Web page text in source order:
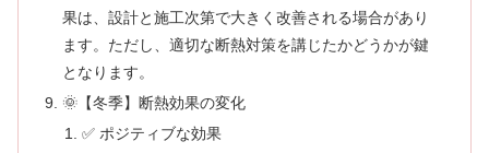
果は、設計と施工次第で大きく改善される場合があり
ます。ただし、適切な断熱対策を講じたかどうかが鍵
となります。
🌞【冬季】断熱効果の変化
✅ ポジティブな効果